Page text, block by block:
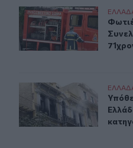
Φωτιές σε Σκύρο και
Υπόθεση Marfin: Έφθασε